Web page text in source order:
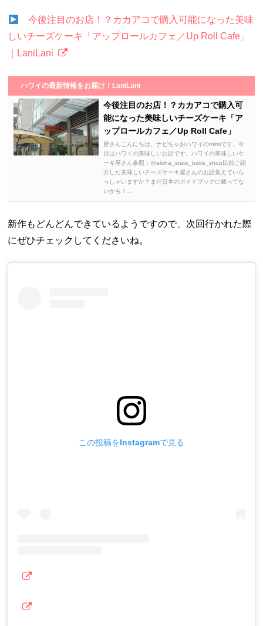
今後注目のお店！？カカアコで購入可能になった美味
しいチーズケーキ「アップロールカフェ／Up Roll Cafe」
｜LaniLani
ハワイの最新情報をお届け！LaniLani
今後注目のお店！？カカアコで購入可
能になった美味しいチーズケーキ「ア
ップロールカフェ／Up Roll Cafe」
皆さんこんにちは。ナビちゃおハワイのmimiです。今
日はハワイの美味しいお話です。ハワイの美味しいケ
ーキ屋さん参照：@aloha_state_bake_shop以前ご紹
介した美味しいチーズケーキ屋さんのお話覚えていら
っしゃいますか？まだ日本のガイドブックに載ってな
いかも！...
新作もどんどんできているようですので、次回行かれた際
にぜひチェックしてくださいね。
この投稿をInstagramで見る